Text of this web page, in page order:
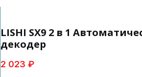
LISHI SX9 2 в 1
декодер
2 023 ₽